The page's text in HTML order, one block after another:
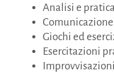
Analisi e
Giochi ed
Esercitazioni